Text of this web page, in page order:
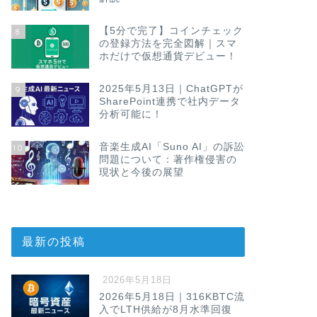
8
【5分で完了】コインチェック
の登録方法を完全図解｜スマ
ホだけで仮想通貨デビュー！
9
2025年5月13日｜ChatGPTが
SharePoint連携で社内データ
分析可能に！
10
音楽生成AI「Suno AI」の訴訟
問題について：著作権侵害の
現状と今後の展望
最新の投稿
2026年5月18日
2026年5月18日｜316KBTC流
入でLTH供給が8月水準回復